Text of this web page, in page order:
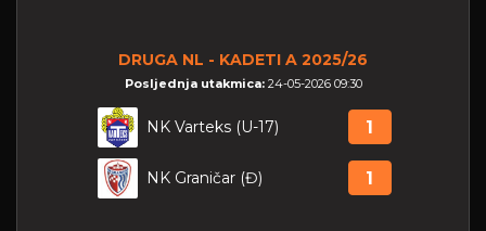
DRUGA NL - KADETI A 2025/26
Posljednja utakmica: 24-05-2026 09:30
NK Varteks (U-17) 1
NK Graničar (Đ) 1